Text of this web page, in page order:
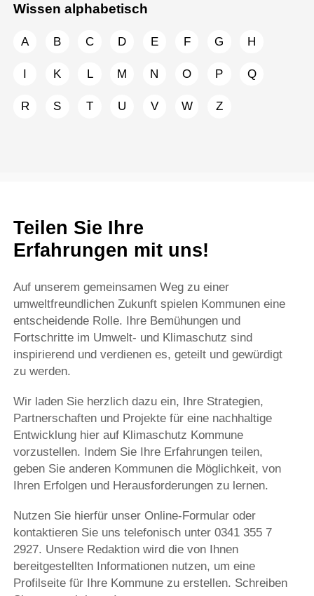
Wissen alphabetisch
A B C D E F G H
I K L M N O P Q
R S T U V W Z
Teilen Sie Ihre
Erfahrungen mit uns!
Auf unserem gemeinsamen Weg zu einer
umweltfreundlichen Zukunft spielen Kommunen eine
entscheidende Rolle. Ihre Bemühungen und
Fortschritte im Umwelt- und Klimaschutz sind
inspirierend und verdienen es, geteilt und gewürdigt
zu werden.
Wir laden Sie herzlich dazu ein, Ihre Strategien,
Partnerschaften und Projekte für eine nachhaltige
Entwicklung hier auf Klimaschutz Kommune
vorzustellen. Indem Sie Ihre Erfahrungen teilen,
geben Sie anderen Kommunen die Möglichkeit, von
Ihren Erfolgen und Herausforderungen zu lernen.
Nutzen Sie hierfür unser Online-Formular oder
kontaktieren Sie uns telefonisch unter 0341 355 7
2927. Unsere Redaktion wird die von Ihnen
bereitgestellten Informationen nutzen, um eine
Profilseite für Ihre Kommune zu erstellen. Schreiben